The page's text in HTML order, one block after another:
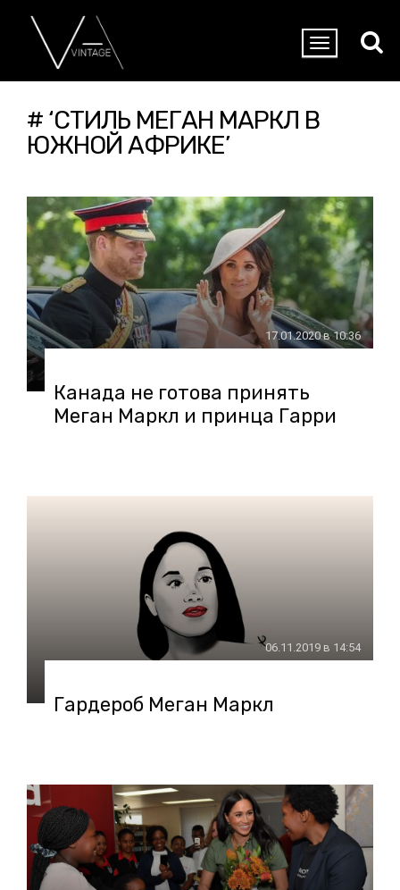
# ‘СТИЛЬ МЕГАН МАРКЛ В
ЮЖНОЙ АФРИКЕ’
17.01.2020 в 10:36
Канада не готова принять
Меган Маркл и принца Гарри
06.11.2019 в 14:54
Гардероб Меган Маркл